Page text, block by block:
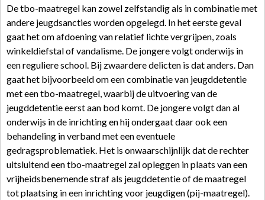
De tbo-maatregel kan zowel zelfstandig als in combinatie met
andere jeugdsancties worden opgelegd. In het eerste geval
gaat het om afdoening van relatief lichte vergrijpen, zoals
winkeldiefstal of vandalisme. De jongere volgt onderwijs in
een reguliere school. Bij zwaardere delicten is dat anders. Dan
gaat het bijvoorbeeld om een combinatie van jeugddetentie
met een tbo-maatregel, waarbij de uitvoering van de
jeugddetentie eerst aan bod komt. De jongere volgt dan al
onderwijs in de inrichting en hij ondergaat daar ook een
behandeling in verband met een eventuele
gedragsproblematiek. Het is onwaarschijnlijk dat de rechter
uitsluitend een tbo-maatregel zal opleggen in plaats van een
vrijheidsbenemende straf als jeugddetentie of de maatregel
tot plaatsing in een inrichting voor jeugdigen (pij-maatregel).